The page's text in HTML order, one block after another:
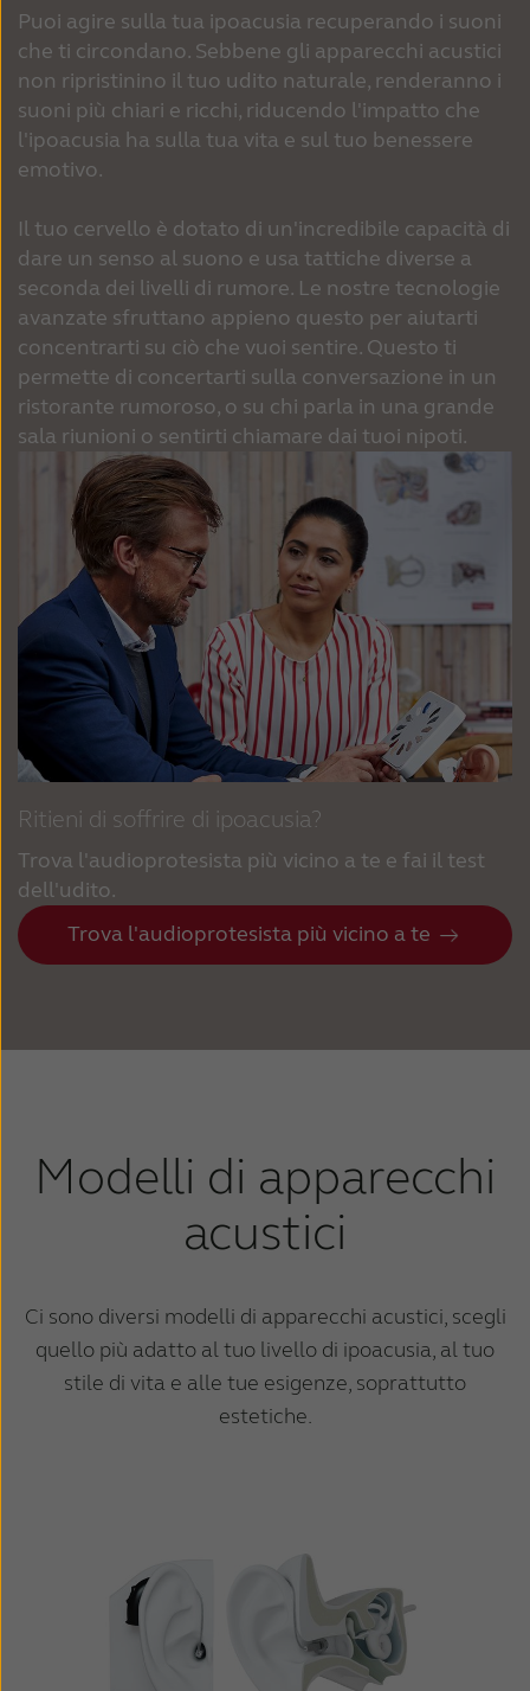
Puoi agire sulla tua ipoacusia recuperando i suoni
che ti circondano. Sebbene gli apparecchi acustici
non ripristinino il tuo udito naturale, renderanno i
suoni più chiari e ricchi, riducendo l'impatto che
l'ipoacusia ha sulla tua vita e sul tuo benessere
emotivo.
Il tuo cervello è dotato di un'incredibile capacità di
dare un senso al suono e usa tattiche diverse a
seconda dei livelli di rumore. Le nostre tecnologie
avanzate sfruttano appieno questo per aiutarti
concentrarti su ciò che vuoi sentire. Questo ti
permette di concertarti sulla conversazione in un
ristorante rumoroso, o su chi parla in una grande
sala riunioni o sentirti chiamare dai tuoi nipoti.
Ritieni di soffrire di ipoacusia?
Trova l'audioprotesista più vicino a te e fai il test
dell'udito.
Trova l'audioprotesista più vicino a te
Modelli di apparecchi
acustici
Ci sono diversi modelli di apparecchi acustici, scegli
quello più adatto al tuo livello di ipoacusia, al tuo
stile di vita e alle tue esigenze, soprattutto
estetiche.